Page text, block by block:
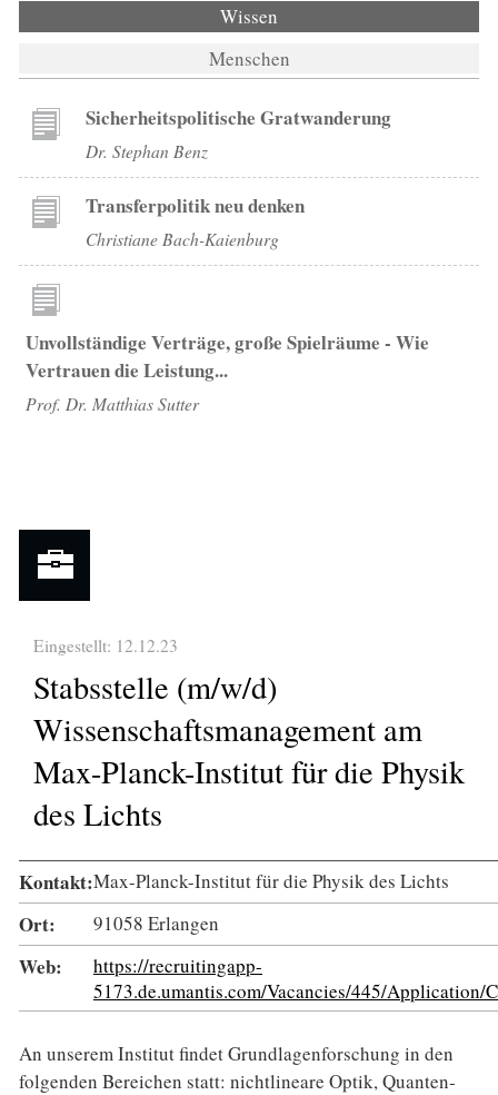
Wissen
Menschen
Sicherheitspolitische Gratwanderung
Dr. Stephan Benz
Transferpolitik neu denken
Christiane Bach-Kaienburg
Unvollständige Verträge, große Spielräume - Wie
Vertrauen die Leistung...
Prof. Dr. Matthias Sutter
Eingestellt: 12.12.23
Stabsstelle (m/w/d)
Wissenschaftsmanagement am
Max-Planck-Institut für die Physik
des Lichts
Kontakt:Max-Planck-Institut für die Physik des Lichts
Ort: 91058 Erlangen
Web:
https://recruitingapp-
5173.de.umantis.com/Vacancies/445/
An unserem Institut findet Grundlagenforschung in den
folgenden Bereichen statt: nicht­lineare Optik, Quanten­